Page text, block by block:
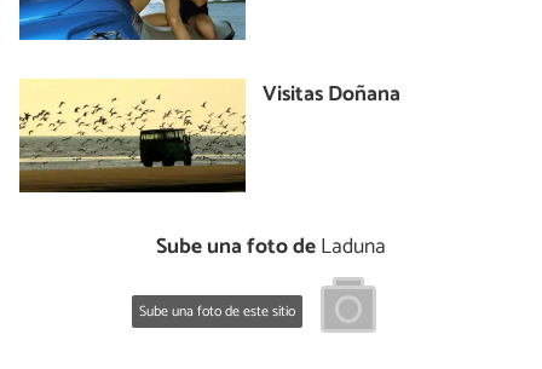
Visitas Doñana
Sube una foto deLaduna
Sube una foto de este sitio